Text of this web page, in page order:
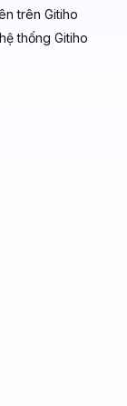
trên Gitiho
thống Gitiho